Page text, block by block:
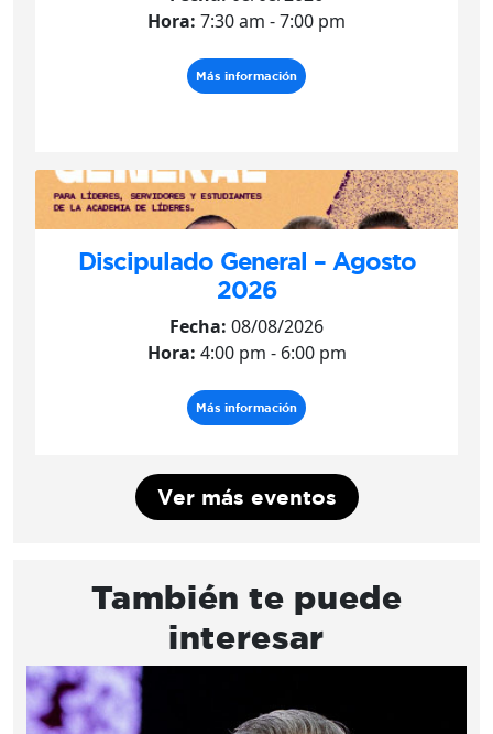
Hora: 7:30 am - 7:00 pm
Más información
Discipulado General – Agosto
2026
Fecha: 08/08/2026
Hora: 4:00 pm - 6:00 pm
Más información
Ver más eventos
También te puede
interesar